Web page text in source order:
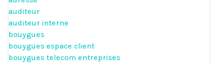
auditeur
auditeur interne
bouygues
bouygues espace client
bouygues telecom entreprises